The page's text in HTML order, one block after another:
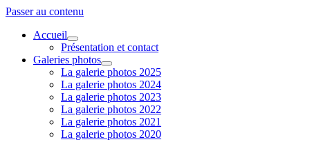
Passer au contenu
Accueil
ouvrir
menu
Présentation et contact
Galeries photos
ouvrir
menu
La galerie photos 2025
La galerie photos 2024
La galerie photos 2023
La galerie photos 2022
La galerie photos 2021
La galerie photos 2020